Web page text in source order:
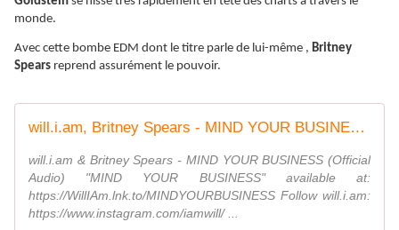
monde.
Avec cette bombe EDM dont le titre parle de lui-même , Britney
Spears reprend assurément le pouvoir.
will.i.am, Britney Spears - MIND YOUR BUSINESS (Official Audio)
will.i.am & Britney Spears - MIND YOUR BUSINESS (Official
Audio) "MIND YOUR BUSINESS" available at:
https://WillIAm.lnk.to/MINDYOURBUSINESS Follow will.i.am:
https://www.instagram.com/iamwill/ ...